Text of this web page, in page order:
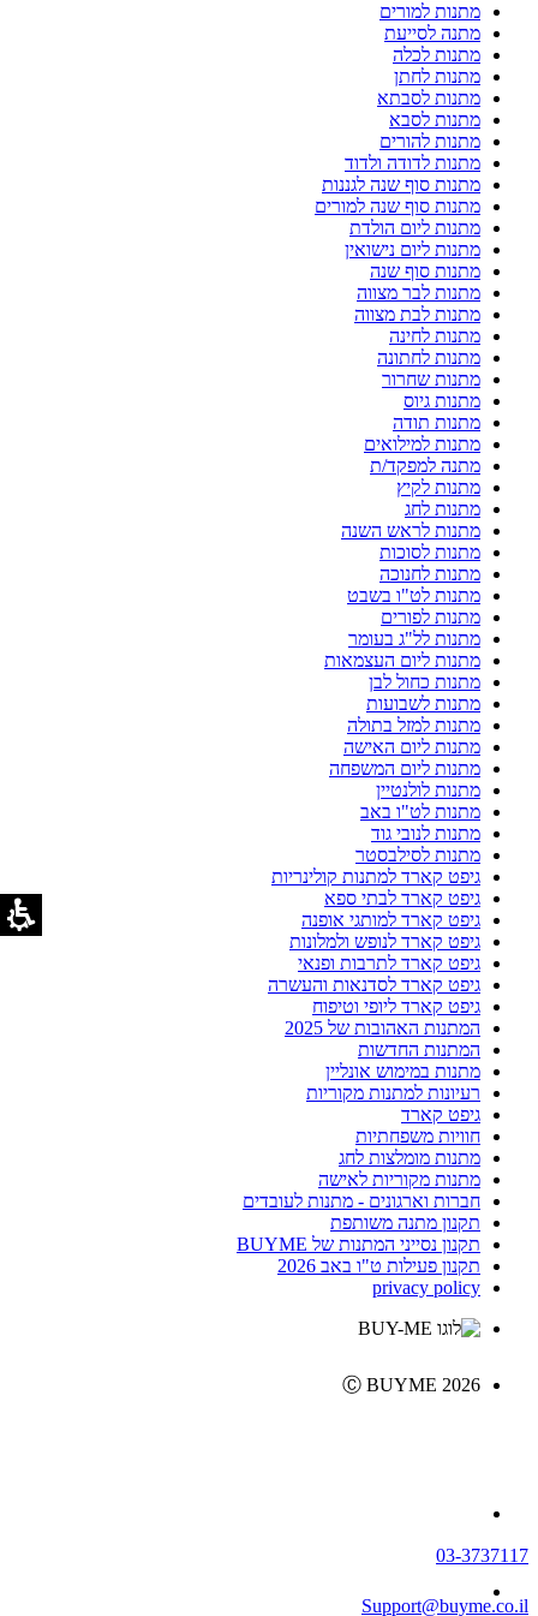
מתנות למורים
מתנה לסייעת
מתנות לכלה
מתנות לחתן
מתנות לסבתא
מתנות לסבא
מתנות להורים
מתנות לדודה ולדוד
מתנות סוף שנה לגננות
מתנות סוף שנה למורים
מתנות ליום הולדת
מתנות ליום נישואין
מתנות סוף שנה
מתנות לבר מצווה
מתנות לבת מצווה
מתנות לחינה
מתנות לחתונה
מתנות שחרור
מתנות גיוס
מתנות תודה
מתנות למילואים
מתנה למפקד/ת
מתנות לקיץ
מתנות לחג
מתנות לראש השנה
מתנות לסוכות
מתנות לחנוכה
מתנות לט"ו בשבט
מתנות לפורים
מתנות לל"ג בעומר
מתנות ליום העצמאות
מתנות כחול לבן
מתנות לשבועות
מתנות למזל בתולה
מתנות ליום האישה
מתנות ליום המשפחה
מתנות לולנטיין
מתנות לט"ו באב
מתנות לנובי גוד
מתנות לסילבסטר
גיפט קארד למתנות קולינריות
גיפט קארד לבתי ספא
גיפט קארד למותגי אופנה
גיפט קארד לנופש ולמלונות
גיפט קארד לתרבות ופנאי
גיפט קארד לסדנאות והעשרה
גיפט קארד ליופי וטיפוח
המתנות האהובות של 2025
המתנות החדשות
מתנות במימוש אונליין
רעיונות למתנות מקוריות
גיפט קארד
חוויות משפחתיות
מתנות מומלצות לחג
מתנות מקוריות לאישה
חברות וארגונים - מתנות לעובדים
תקנון מתנה משותפת
תקנון נסייני המתנות של BUYME
תקנון פעילות ט"ו באב 2026
privacy policy
Ⓒ BUYME 2026
03-3737117
Support@buyme.co.il